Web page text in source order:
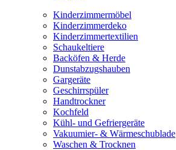
Kinderzimmermöbel
Kinderzimmerdeko
Kinderzimmertextilien
Schaukeltiere
Backöfen & Herde
Dunstabzugshauben
Gargeräte
Geschirrspüler
Handtrockner
Kochfeld
Kühl- und Gefriergeräte
Vakuumier- & Wärmeschublade
Waschen & Trocknen